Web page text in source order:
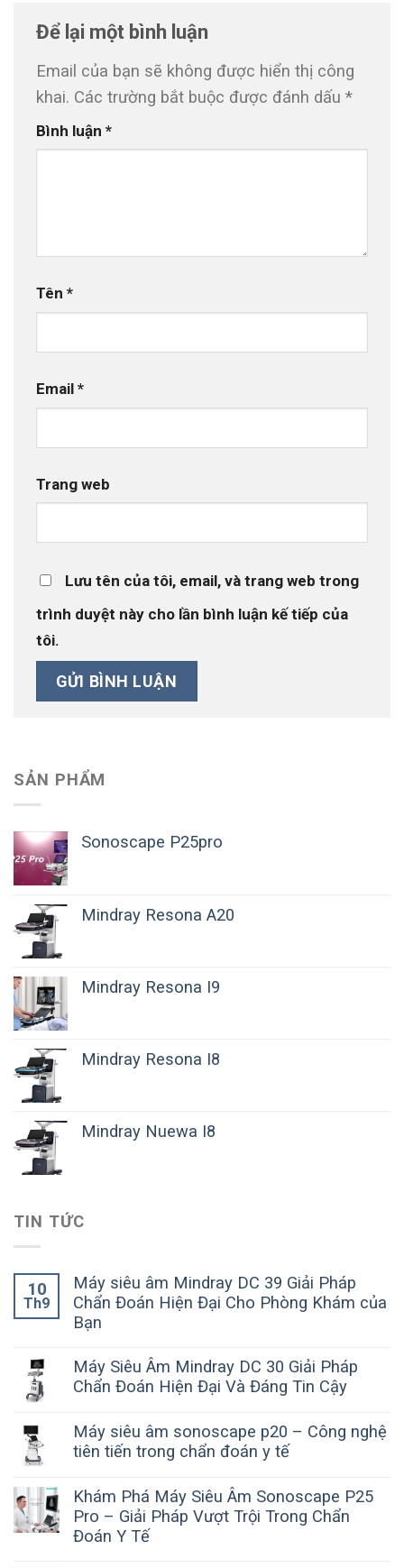
Để lại một bình luận
Email của bạn sẽ không được hiển thị công
khai. Các trường bắt buộc được đánh dấu *
Bình luận *
Tên *
Email *
Trang web
Lưu tên của tôi, email, và trang web trong
trình duyệt này cho lần bình luận kế tiếp của
tôi.
SẢN PHẨM
Sonoscape P25pro
Mindray Resona A20
Mindray Resona I9
Mindray Resona I8
Mindray Nuewa I8
TIN TỨC
10
Th9
Máy siêu âm Mindray DC 39 Giải Pháp
Chẩn Đoán Hiện Đại Cho Phòng Khám của
Bạn
Máy Siêu Âm Mindray DC 30 Giải Pháp
Chẩn Đoán Hiện Đại Và Đáng Tin Cậy
Máy siêu âm sonoscape p20 – Công nghệ
tiên tiến trong chẩn đoán y tế
Khám Phá Máy Siêu Âm Sonoscape P25
Pro – Giải Pháp Vượt Trội Trong Chẩn
Đoán Y Tế